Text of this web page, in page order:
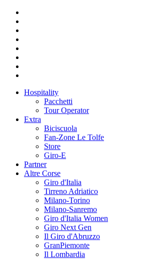
Hospitality
Pacchetti
Tour Operator
Extra
Biciscuola
Fan-Zone Le Tolfe
Store
Giro-E
Partner
Altre Corse
Giro d'Italia
Tirreno Adriatico
Milano-Torino
Milano-Sanremo
Giro d'Italia Women
Giro Next Gen
Il Giro d'Abruzzo
GranPiemonte
Il Lombardia